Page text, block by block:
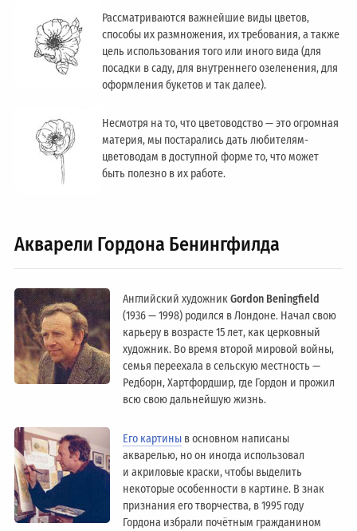
Рассматриваются важнейшие виды цветов,
способы их размножения, их требования, а также
цель использования того или иного вида (для
посадки в саду, для внутреннего озеленения, для
оформления букетов и так далее).
Несмотря на то, что цветоводство — это огромная
материя, мы постарались дать любителям-
цветоводам в доступной форме то, что может
быть полезно в их работе.
Акварели Гордона Бенингфилда
Английский художникGordon Beningfield
(1936 — 1998) родился в Лондоне. Начал свою
карьеру в возрасте 15 лет, как церковный
художник. Во время второй мировой войны,
семья переехала в сельскую местность —
Редборн, Хартфордшир, где Гордон и прожил
всю свою дальнейшую жизнь.
Его картины в основном написаны
акварелью, но он иногда использовал
и акриловые краски, чтобы выделить
некоторые особенности в картине. В знак
признания его творчества, в 1995 году
Гордона избрали почётным гражданином